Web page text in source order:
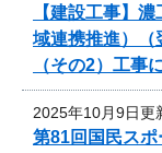
【建設工事】
域連携推進）
（その2）工事
2025年10月9日更
第81回国民ス